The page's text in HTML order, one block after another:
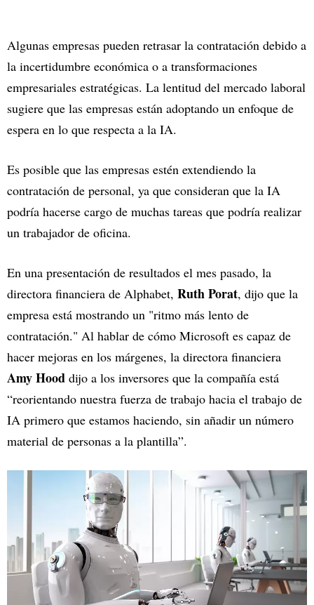
Algunas empresas pueden retrasar la contratación debido a
la incertidumbre económica o a transformaciones
empresariales estratégicas. La lentitud del mercado laboral
sugiere que las empresas están adoptando un enfoque de
espera en lo que respecta a la IA.
Es posible que las empresas estén extendiendo la
contratación de personal, ya que consideran que la IA
podría hacerse cargo de muchas tareas que podría realizar
un trabajador de oficina.
En una presentación de resultados el mes pasado, la
directora financiera de Alphabet, Ruth Porat, dijo que la
empresa está mostrando un "ritmo más lento de
contratación." Al hablar de cómo Microsoft es capaz de
hacer mejoras en los márgenes, la directora financiera
Amy Hood dijo a los inversores que la compañía está
“reorientando nuestra fuerza de trabajo hacia el trabajo de
IA primero que estamos haciendo, sin añadir un número
material de personas a la plantilla”.